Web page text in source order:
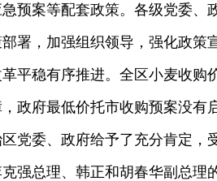
预案等配套政策。 各级党委、
署，加强组织领导， 强化政策
平稳有序推进。全区小麦收购
政府最低价托市收购预案没有
党委、政府给予了充分肯定，
强总理、韩正和胡春华副总理